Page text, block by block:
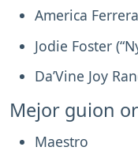
America
Jodie Foster
Da’Vine Joy
Mejor guion
Maestro